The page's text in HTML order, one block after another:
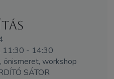
11:30 - 14:30
önismeret, workshop
SÁTOR